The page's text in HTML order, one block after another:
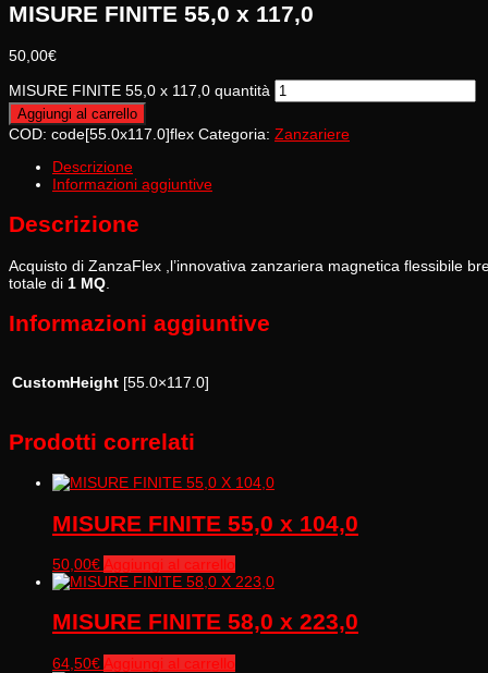
MISURE FINITE 55,0 x 117,0
50,00€
MISURE FINITE 55,0 x 117,0 quantità
Aggiungi al carrello
COD: code[55.0x117.0]flex Categoria: Zanzariere
Descrizione
Informazioni aggiuntive
Descrizione
Acquisto di ZanzaFlex ,l’innovativa zanzariera magnetica flessibile
totale di 1 MQ
Informazioni aggiuntive
CustomHeight [55.0×117.0]
Prodotti correlati
MISURE FINITE 55,0 x 104,0
50,00€ Aggiungi al carrello
MISURE FINITE 58,0 x 223,0
64,50€ Aggiungi al carrello